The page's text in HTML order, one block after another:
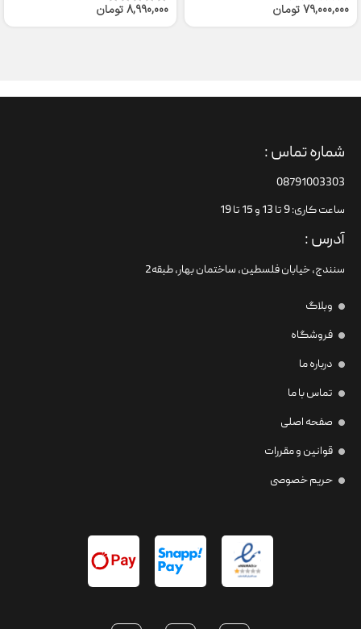
79,000,000تومان
8,990,000تومان
شماره تماس :
08791003303
ساعت کاری: 9 تا 13 و 15 تا 19
آدرس :
سنندج، خیابان فلسطین،‌ ساختمان بهار، طبقه2
وبلاگ
فروشگاه
درباره ما
تماس با ما
صفحه اصلی
قوانین و مقررات
حریم خصوصی